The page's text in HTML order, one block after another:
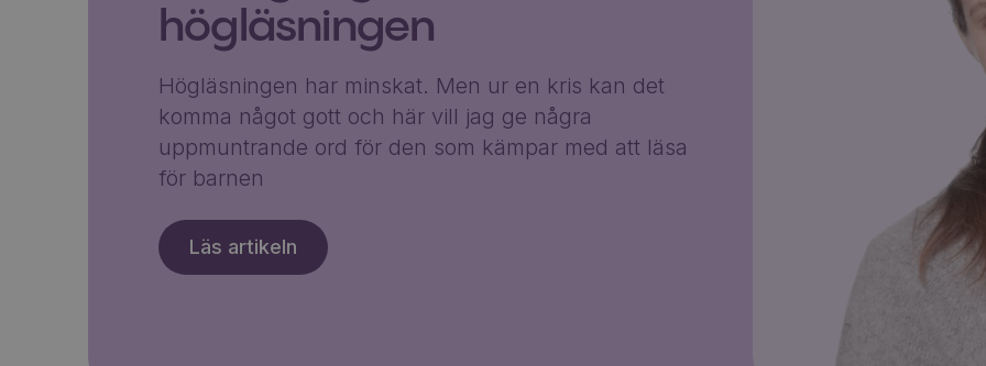
högläsningen
Högläsningen har minskat. Men ur en kris kan det
komma något gott och här vill jag ge några
uppmuntrande ord för den som kämpar med att läsa
för barnen
Läs artikeln